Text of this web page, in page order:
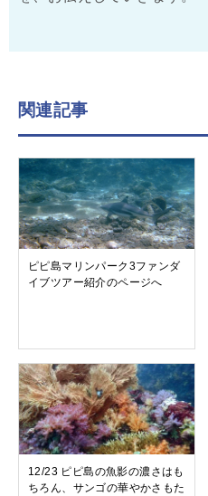
関連記事
ピピ島マリンパーク3ファンダ
イブツアー紹介のページへ
12/23 ピピ島の魚影の濃さはも
ちろん、サンゴの華やかさもた